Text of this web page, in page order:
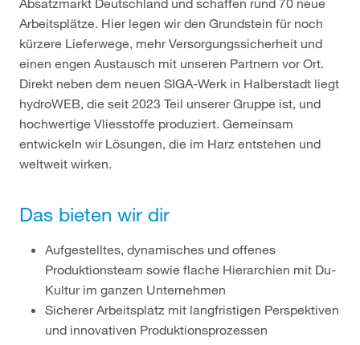
Arbeitsplätze. Hier legen wir den Grundstein für noch
kürzere Lieferwege, mehr Versorgungssicherheit und
einen engen Austausch mit unseren Partnern vor Ort.
Direkt neben dem neuen SIGA-Werk in Halberstadt liegt
hydroWEB, die seit 2023 Teil unserer Gruppe ist, und
hochwertige Vliesstoffe produziert. Gemeinsam
entwickeln wir Lösungen, die im Harz entstehen und
weltweit wirken.
Das bieten wir dir
Aufgestelltes, dynamisches und offenes
Produktionsteam sowie flache Hierarchien mit Du-
Kultur im ganzen Unternehmen
Sicherer Arbeitsplatz mit langfristigen Perspektiven
und innovativen Produktionsprozessen